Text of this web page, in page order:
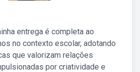
entrega é completa ao
no contexto escolar, adotando
que valorizam relações
por criatividade e